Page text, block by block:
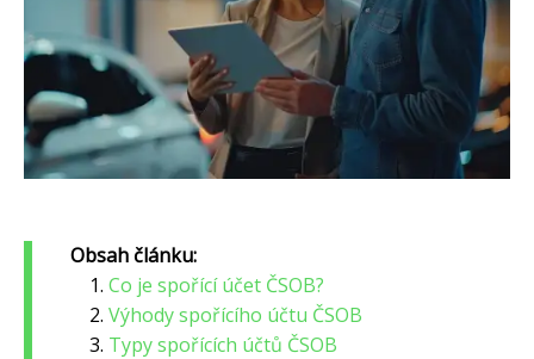
Obsah článku:
Co je spořící účet ČSOB?
Výhody spořícího účtu ČSOB
Typy spořících účtů ČSOB